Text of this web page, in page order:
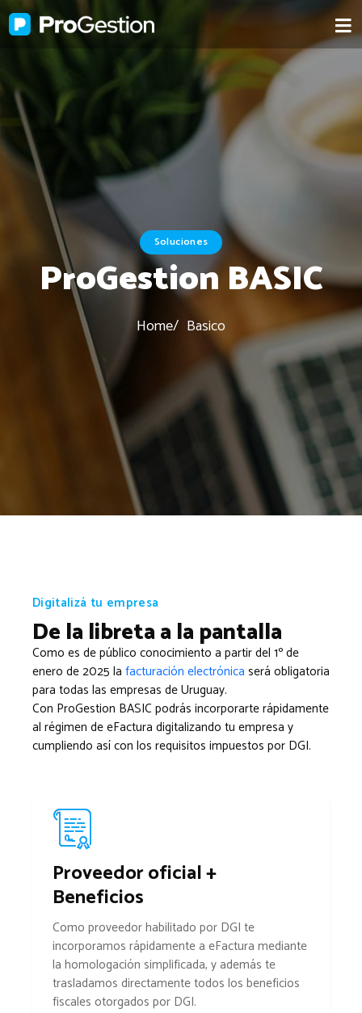
Soluciones
ProGestion BASIC
Home Basico
Digitalizá tu empresa
De la libreta a la pantalla
Como es de público conocimiento a partir del 1º de
enero de 2025 la facturación electrónica será obligatoria
para todas las empresas de Uruguay.
Con ProGestion BASIC podrás incorporarte rápidamente
al régimen de eFactura digitalizando tu empresa y
cumpliendo así con los requisitos impuestos por DGI.
Proveedor oficial +
Beneficios
Como proveedor habilitado por DGI te
incorporamos rápidamente a eFactura mediante
la homologación simplificada, y además te
trasladamos directamente todos los beneficios
fiscales otorgados por DGI.